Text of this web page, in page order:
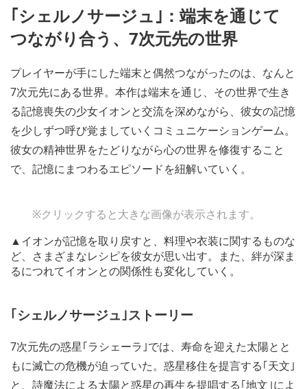
｢シェルノサージュ｣：端末を通じて
つながり合う、7次元先の世界
プレイヤーが手にした端末と偶然つながったのは、なんと
7次元先にある世界。本作は端末を通じ、その世界で生き
る記憶喪失の少女イオンと交流を深めながら、彼女の記憶
を少しずつ呼び覚ましていくコミュニケーションゲーム。
彼女の精神世界をたどりながら心の世界を修復すること
で、記憶にまつわるエピソードを紐解いていく。
※クリックすると大きな画像が表示されます。
▲イオンが記憶を取り戻すと、料理や衣装に関するものな
ど、さまざまなレシピを彼女が思い出す。また、絆が深ま
るにつれてイオンとの関係性も変化していく。
｢シェルノサージュ｣ストーリー
7次元先の惑星｢ラシェーラ｣では、寿命を迎えた太陽とと
もに滅亡の危機が迫っていた。惑星移住を提言する｢天文｣
と、詩魔法による太陽と惑星の再生を提唱する｢地文｣によ